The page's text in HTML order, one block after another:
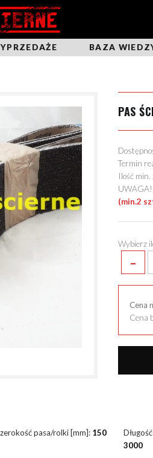
BAZA
PAS
Termin
Ilość
UWAGA!
(min.2
Wybierz
-
Cena
Cena
pasa/rolki [mm]: 150
3000